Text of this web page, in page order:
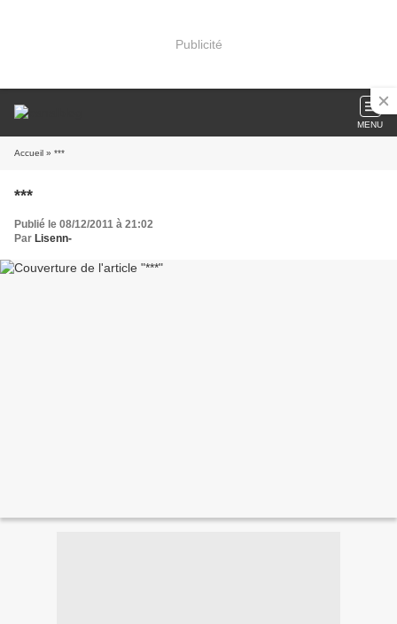
Publicité
MENU
Accueil » ***
***
Publié le 08/12/2011 à 21:02
Par Lisenn-